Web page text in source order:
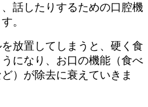
話したりするための口腔機
。
放置してしまうと、硬く食
になり、お口の機能（食べ
）が除去に衰えていきま